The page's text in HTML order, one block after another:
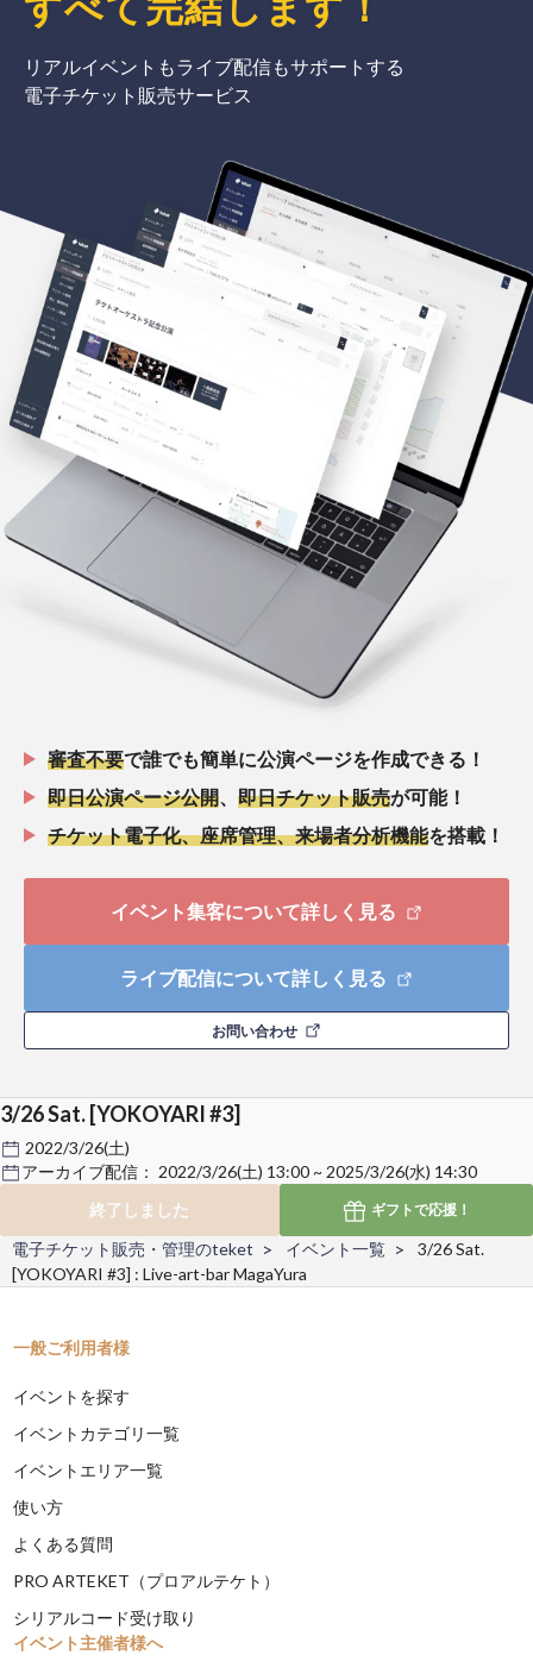
リアルイベントもライブ配信もサポートする
電子チケット販売サービス
審査不要で誰でも簡単に公演ページを作成できる！
即日公演ページ公開
即日チケット販売が可能！
チケット電子化、座席管理、来場者分析機能を搭載！
イベント集客について詳しく見る
ライブ配信について詳しく見る
お問い合わせ
3/26 Sat. [YOKOYARI #3]
2022/3/26(土)
アーカイブ配信： 2022/3/26(土) 13:00 ~ 2025/3/26(水) 14:30
終了しました
ギフトで応援！
電子チケット販売・管理のteket イベント一覧
3/26 Sat.
[YOKOYARI #3] : Live-art-bar MagaYura
一般ご利用者様
イベントを探す
イベントカテゴリ一覧
イベントエリア一覧
使い方
よくある質問
PRO ARTEKET（プロアルテケト）
シリアルコード受け取り
イベント主催者様へ